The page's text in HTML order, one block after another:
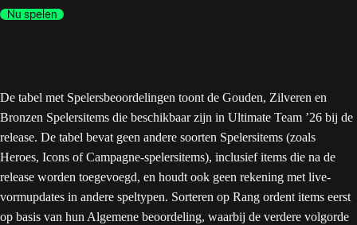
Nu spelen
De tabel met Spelersbeoordelingen toont de Gouden, Zilveren en
Bronzen Spelersitems die beschikbaar zijn in Ultimate Team ’26 bij de
release. De tabel bevat geen andere soorten Spelersitems (zoals
Heroes, Icons of Campagne-spelersitems), inclusief items die na de
release worden toegevoegd, en houdt ook geen rekening met live-
vormupdates in andere speltypen. Sorteren op Rang ordent items eerst
op basis van hun Algemene beoordeling, waarbij de verdere volgorde